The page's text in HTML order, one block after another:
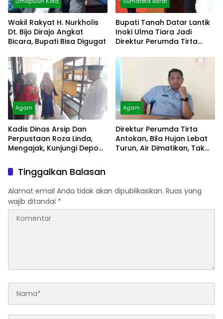
Wakil Rakyat H. Nurkholis
Dt. Bijo Dirajo Angkat
Bicara, Bupati Bisa Digugat
Bupati Tanah Datar Lantik
Inoki Ulma Tiara Jadi
Direktur Perumda Tirta
Agam
Kadis Dinas Arsip Dan
Perpustaan Roza Linda,
Mengajak, Kunjungi Depo
Agam
Direktur Perumda Tirta
Antokan, Bila Hujan Lebat
Turun, Air Dimatikan, Tak
Tinggalkan Balasan
Alamat email Anda tidak akan dipublikasikan. Ruas yang
wajib ditandai *